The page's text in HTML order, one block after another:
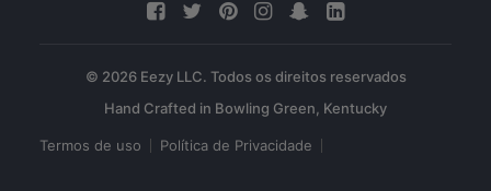
© 2026 Eezy LLC. Todos os direitos reservados
Termos de uso Política de Privacidade